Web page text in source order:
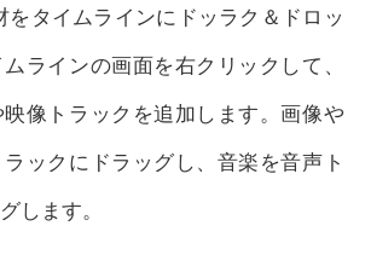
をタイムラインにドッラク＆ドロッ
ラインの画面を右クリックして、
像トラックを追加します。画像や
ックにドラッグし、音楽を音声ト
します。